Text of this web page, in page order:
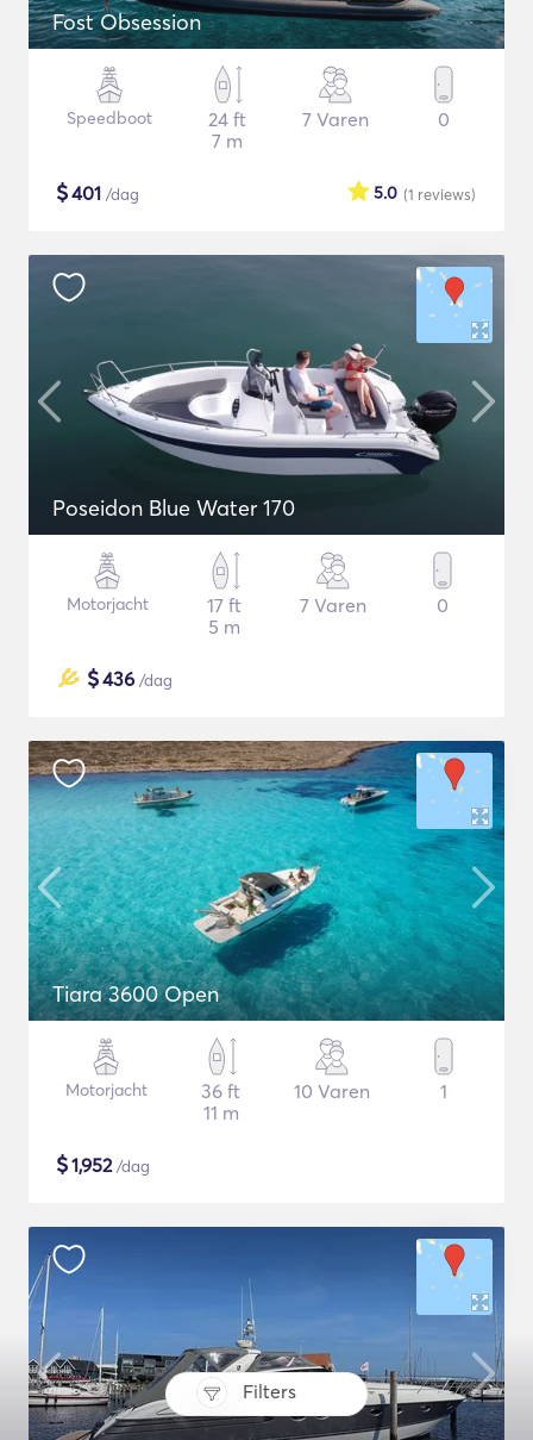
Filters
Fost Obsession
Speedboot
24 ft
7 m
7 Varen 0
$401 /dag (1 reviews)
5.0
Poseidon Blue Water 170
Motorjacht
17 ft
5 m
7 Varen 0
$436 /dag
Tiara 3600 Open
Motorjacht
36 ft
11 m
10 Varen 1
$1,952/dag